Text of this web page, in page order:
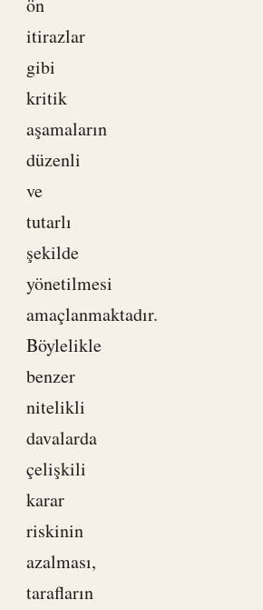
ön
itirazlar
gibi
kritik
aşamaların
düzenli
ve
tutarlı
şekilde
yönetilmesi
amaçlanmaktadır.
Böylelikle
benzer
nitelikli
davalarda
çelişkili
karar
riskinin
azalması,
tarafların